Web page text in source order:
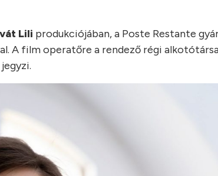
Lili produkciójában, a Poste Restante
A film operatőre a rendező régi